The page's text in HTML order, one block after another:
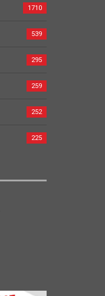
1710
539
295
259
252
225